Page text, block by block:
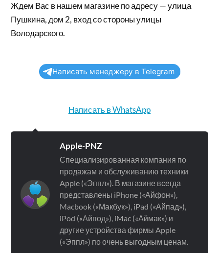
Ждем Вас в нашем магазине по адресу — улица
Пушкина, дом 2, вход со стороны улицы
Володарского.
Написать менеджеру в Telegram
Написать в WhatsApp
Apple-PNZ
Специализированная компания по
продажам и обслуживанию техники
Apple («Эппл»). В магазине всегда
представлены iPhone («Айфон»),
Macbook («Макбук»), iPad («Айпад»),
iPod («Айпод»), iMac («Аймак») и
другие устройства фирмы Apple
(«Эппл») по очень выгодным ценам.